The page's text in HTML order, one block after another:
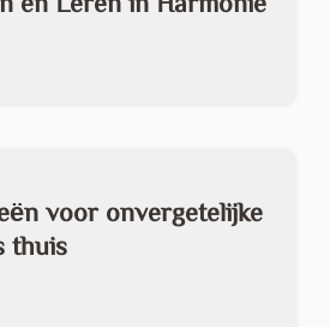
voor onvergetelijke
thuis